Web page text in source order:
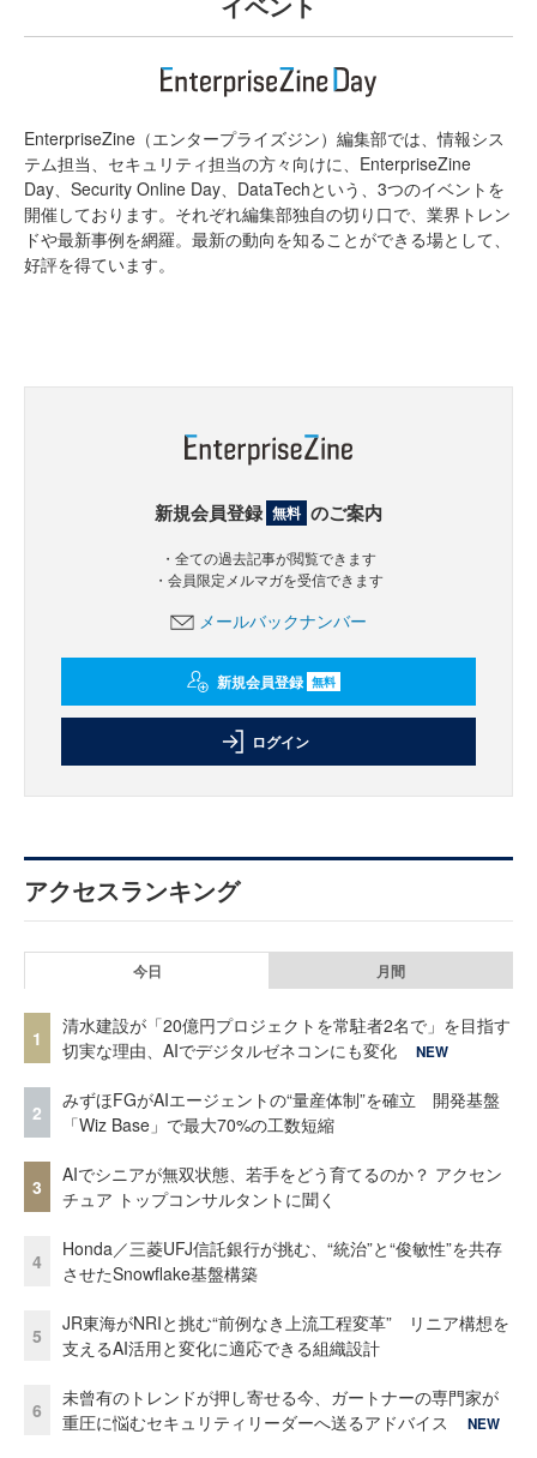
EnterpriseZine（エンタープライズジン）編集部では、情報シス
テム担当、セキュリティ担当の方々向けに、EnterpriseZine
Day、Security Online Day、DataTechという、3つのイベントを
開催しております。それぞれ編集部独自の切り口で、業界トレン
ドや最新事例を網羅。最新の動向を知ることができる場として、
好評を得ています。
新規会員登録 無料 のご案内
・全ての過去記事が閲覧できます
・会員限定メルマガを受信できます
メールバックナンバー
新規会員登録 無料
ログイン
アクセスランキング
今日 月間
1
清水建設が「20億円プロジェクトを常駐者2名で」を目指す
切実な理由、AIでデジタルゼネコンにも変化
NEW
2
みずほFGがAIエージェントの“量産体制”を確立 開発基盤
「Wiz Base」で最大70%の工数短縮
3
AIでシニアが無双状態、若手をどう育てるのか？ アクセン
チュア トップコンサルタントに聞く
4
Honda／三菱UFJ信託銀行が挑む、“統治”と“俊敏性”を共存
させたSnowflake基盤構築
5
JR東海がNRIと挑む“前例なき上流工程変革” リニア構想を
支えるAI活用と変化に適応できる組織設計
6
未曾有のトレンドが押し寄せる今、ガートナーの専門家が
重圧に悩むセキュリティリーダーへ送るアドバイス
NEW